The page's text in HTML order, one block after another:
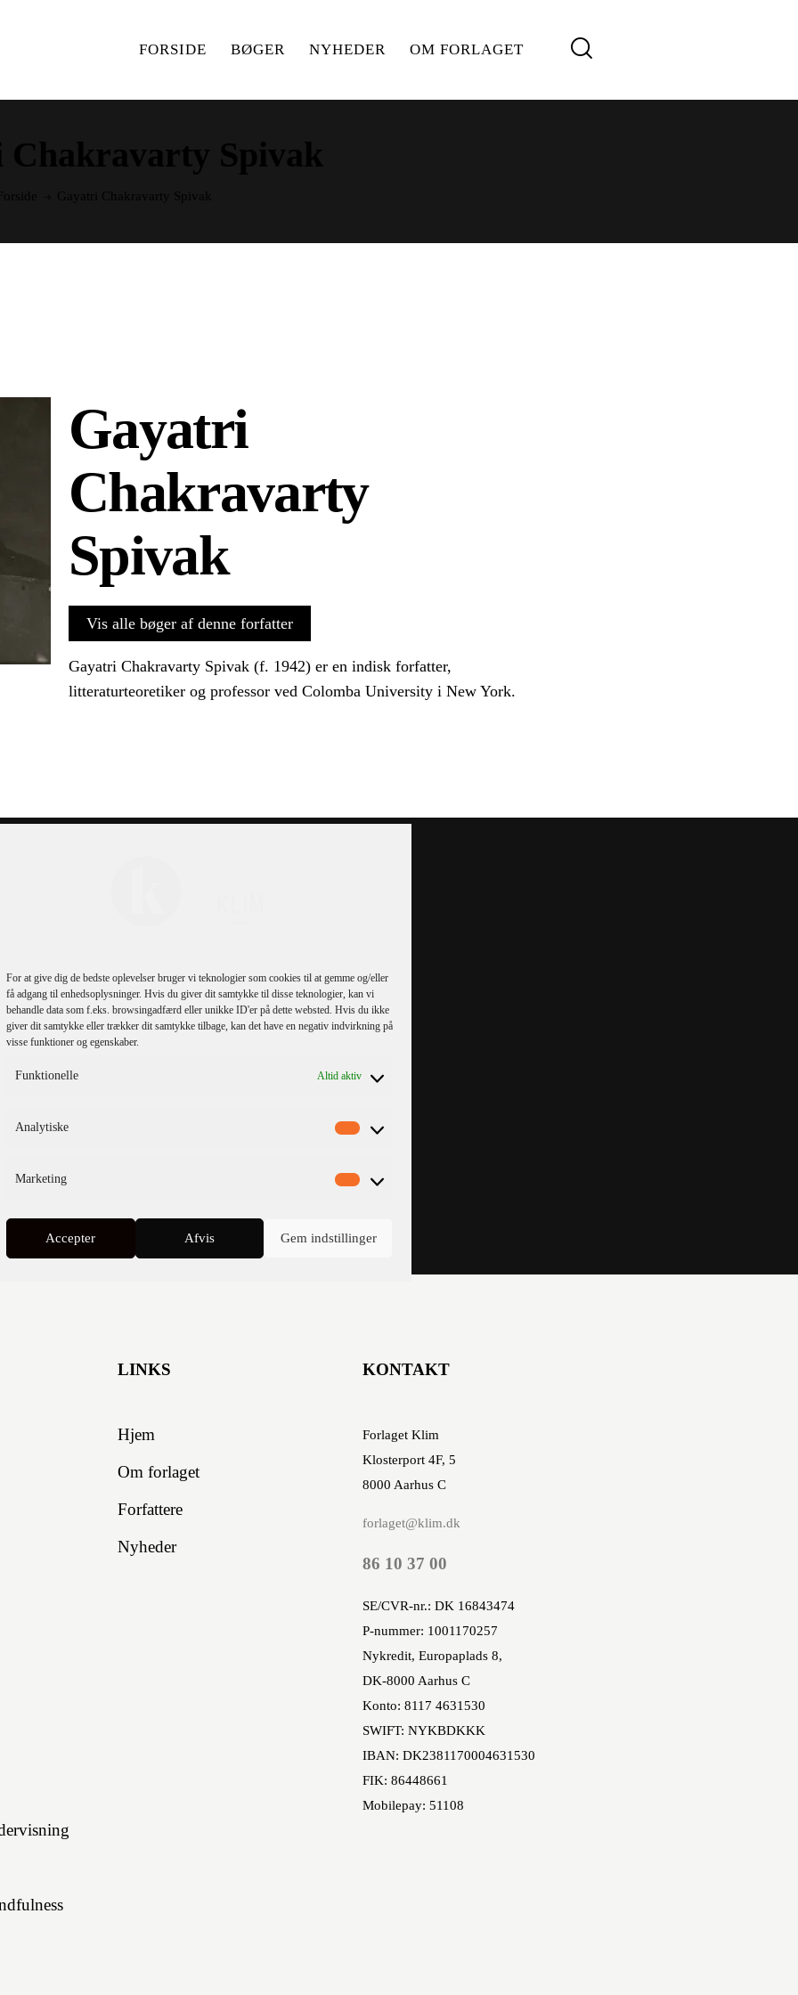
For at give dig de bedste oplevelser bruger vi teknologier som cookies til at gemme og/eller
få adgang til enhedsoplysninger. Hvis du giver dit samtykke til disse teknologier, kan vi
behandle data som f.eks. browsingadfærd eller unikke ID'er på dette websted. Hvis du ikke
giver dit samtykke eller trækker dit samtykke tilbage, kan det have en negativ indvirkning på
visse funktioner og egenskaber.
Funktionelle Altid aktiv
Analytiske
Marketing
Accepter Afvis Gem indstillinger
FORSIDE BØGER NYHEDER OM FORLAGET
Gayatri
Chakravarty
Spivak
Vis alle bøger af denne forfatter
Gayatri Chakravarty Spivak (f. 1942) er en indisk forfatter,
litteraturteoretiker og professor ved Colomba University i New York.
LINKS
Hjem
Om forlaget
Forfattere
Nyheder
KONTAKT
Forlaget Klim
Klosterport 4F, 5
8000 Aarhus C
forlaget@klim.dk
86 10 37 00
SE/CVR-nr.: DK 16843474
P-nummer: 1001170257
Nykredit, Europaplads 8,
DK-8000 Aarhus C
Konto: 8117 4631530
SWIFT: NYKBDKKK
IBAN: DK2381170004631530
FIK: 86448661
Mobilepay: 51108